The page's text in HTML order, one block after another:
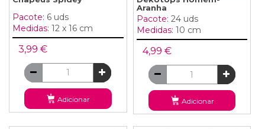
Pacote: 6 uds
Medidas: 12 x 16 cm
3,99 €
Adicionar
Aranha
Pacote: 24 uds
Medidas: 10 cm
4,99 €
Adicionar